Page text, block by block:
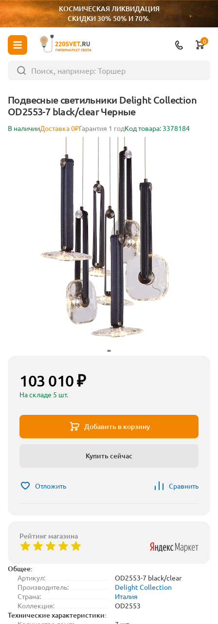
КОСМИЧЕСКАЯ ЛИКВИДАЦИЯ
СКИДКИ 30% 50% И 70%.
ГИПЕРМАРКЕТ СВЕТА
0
Подвесные светильники Delight Collection
OD2553-7 black/clear Черные
В наличииДоставка 0₽Гарантия 1 годКод товара: 3378184
Общее:
Артикул:
OD2553-7 black/clear
Производитель:
Delight Collection
Страна:
Италия
Коллекция:
OD2553
Технические характеристики:
103 010 ₽
На складе 5 шт.
Добавить в корзину
Купить сейчас
Отложить Сравнить
Рейтинг магазина